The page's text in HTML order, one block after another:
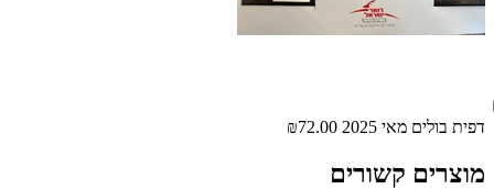
דפית בולים מאי 2025 ₪72.00
מוצרים קשורים